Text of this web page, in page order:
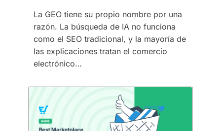
La GEO tiene su propio nombre por una
razón. La búsqueda de IA no funciona
como el SEO tradicional, y la mayoría de
las explicaciones tratan el comercio
electrónico…